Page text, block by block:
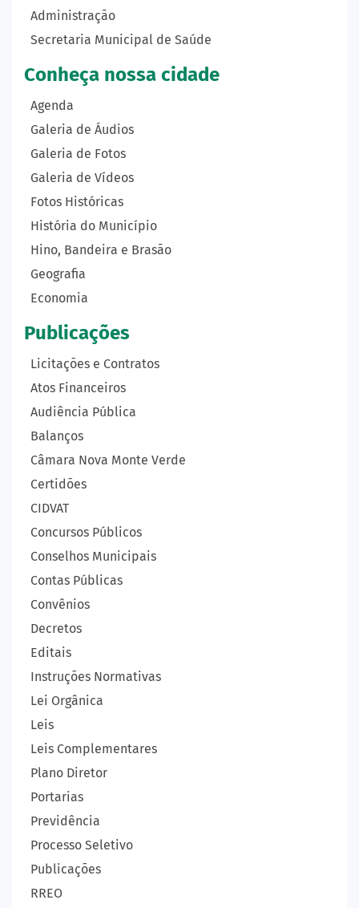
Administração
Secretaria Municipal de Saúde
Conheça nossa cidade
Agenda
Galeria de Áudios
Galeria de Fotos
Galeria de Vídeos
Fotos Históricas
História do Município
Hino, Bandeira e Brasão
Geografia
Economia
Publicações
Licitações e Contratos
Atos Financeiros
Audiência Pública
Balanços
Câmara Nova Monte Verde
Certidões
CIDVAT
Concursos Públicos
Conselhos Municipais
Contas Públicas
Convênios
Decretos
Editais
Instruções Normativas
Lei Orgânica
Leis
Leis Complementares
Plano Diretor
Portarias
Previdência
Processo Seletivo
Publicações
RREO